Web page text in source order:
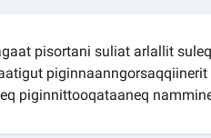
pisortani suliat arlallit
piginnittooqataaneq